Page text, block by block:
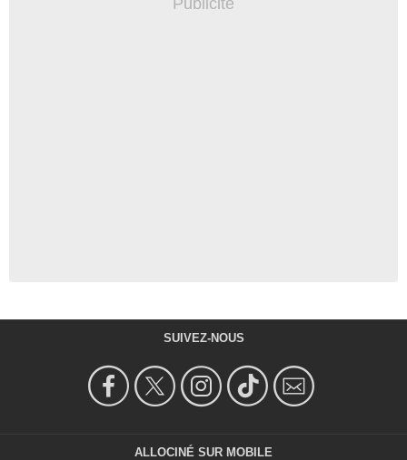
SUIVEZ-NOUS
ALLOCINÉ SUR MOBILE